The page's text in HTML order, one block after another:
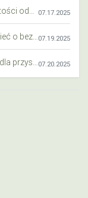
07.17.2025
07.19.2025
07.20.2025